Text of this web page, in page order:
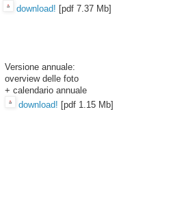
download! [pdf 7.37 Mb]
Versione annuale:
overview delle foto
+ calendario annuale
download! [pdf 1.15 Mb]